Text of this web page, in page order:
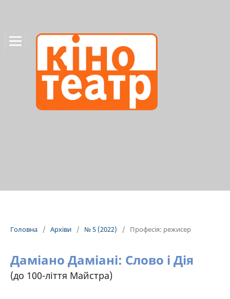
Головна / Архіви / № 5 (2022) / Професія: режисер
Даміано Даміані: Слово і Дія
(до 100-ліття Майстра)